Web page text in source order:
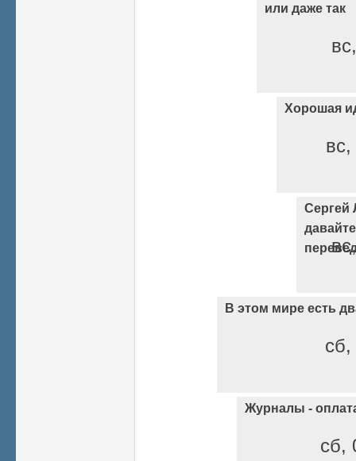
или даже так
Хорошая
Сергей
В этом мире есть
Журналы -
сб,